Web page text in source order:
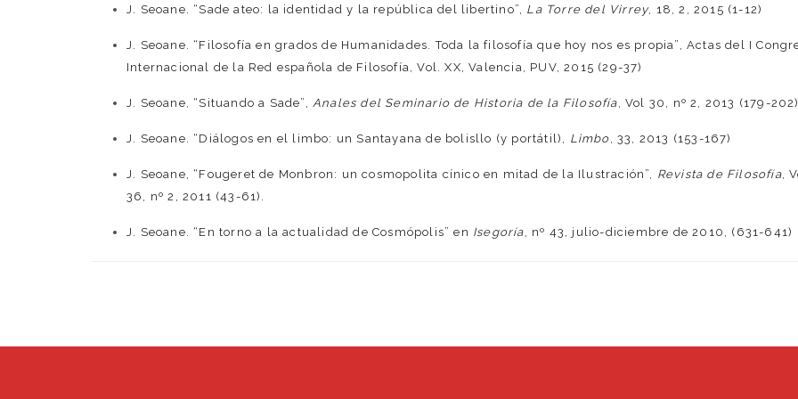
J. Seoane. “Sade ateo: la identidad y la república del libertino”, La Torre del Virrey, 18, 2, 2015 (1-12)
J. Seoane. “Filosofía en grados de Humanidades. Toda la filosofía que hoy nos es propia”, Actas del I
Internacional de la Red española de Filosofía, Vol. XX, Valencia, PUV, 2015 (29-37)
J. Seoane, “Situando a Sade”,Anales del Seminario de Historia de la Filosofía, Vol 30, nº 2, 2013 (179-202)
J. Seoane. “Diálogos en el limbo: un Santayana de bolisllo (y portátil), Limbo, 33, 2013 (153-167)
J. Seoane, “Fougeret de Monbron: un cosmopolita cínico en mitad de la Ilustración”, Revista de Filosofía,
36, nº 2, 2011 (43-61).
J. Seoane. “En torno a la actualidad de Cosmópolis” en Isegoría, nº 43, julio-diciembre de 2010, (631-641)